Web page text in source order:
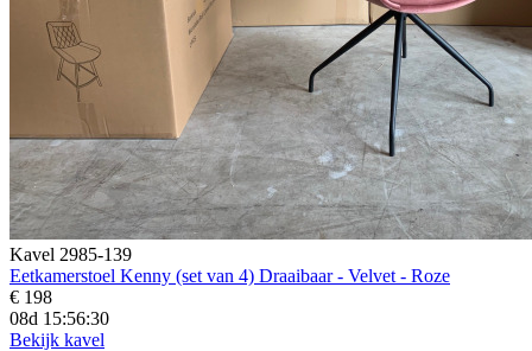
Kavel 2985-139
Eetkamerstoel Kenny (set van 4) Draaibaar - Velvet - Roze
€ 198
08d 15:56:29
Bekijk kavel